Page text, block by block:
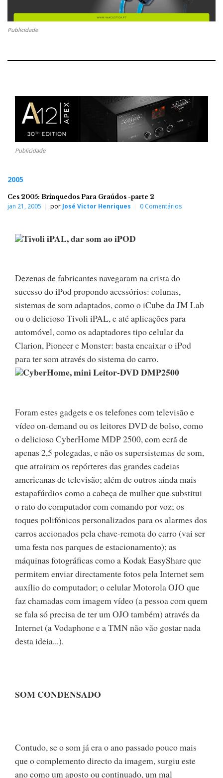
Publicidade
Publicidade
2005
Ces 2005: Brinquedos Para Graúdos -parte 2
jan 21, 2005 por José Victor Henriques 0 Comentários
Tivoli iPAL, dar som ao iPOD
Dezenas de fabricantes navegaram na crista do
sucesso do iPod propondo acessórios: colunas,
sistemas de som adaptados, como o iCube da JM Lab
ou o delicioso Tivoli iPAL, e até aplicações para
automóvel, como os adaptadores tipo celular da
Clarion, Pioneer e Monster: basta encaixar o iPod
para ter som através do sistema do carro.
CyberHome, mini Leitor-DVD DMP2500
Foram estes gadgets e os telefones com televisão e
vídeo on-demand ou os leitores DVD de bolso, como
o delicioso CyberHome MDP 2500, com ecrã de
apenas 2,5 polegadas, e não os supersistemas de som,
que atrairam os repórteres das grandes cadeias
americanas de televisão; além de outros ainda mais
estapafúrdios como a cabeça de mulher que substitui
o rato do computador com comando por voz; os
toques polifónicos personalizados para os alarmes dos
carros accionados pela chave-remota do carro (vai ser
uma festa nos parques de estacionamento); as
máquinas fotográficas como a Kodak EasyShare que
permitem enviar directamente fotos pela Internet sem
auxílio do computador; o celular Motorola OJO que
faz chamadas com imagem vídeo (a pessoa com quem
se fala só precisa de ter um OJO também) através da
Internet (a Vodaphone e a TMN não vão gostar nada
desta ideia...).
SOM CONDENSADO
Contudo, se o som já era o ano passado pouco mais
que o complemento directo da imagem, surgiu este
ano como um aposto ou continuado, um mal